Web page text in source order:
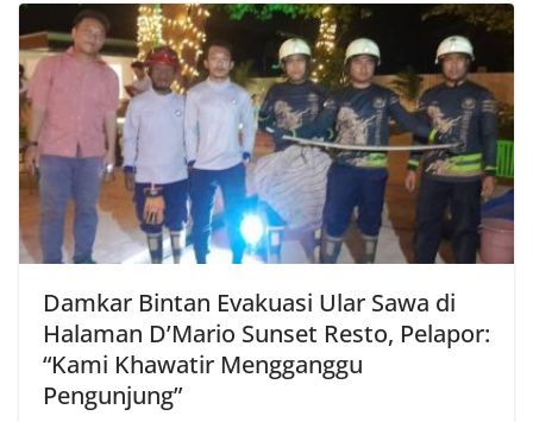
Damkar Bintan Evakuasi Ular Sawa di
Halaman D’Mario Sunset Resto, Pelapor:
“Kami Khawatir Mengganggu
Pengunjung”